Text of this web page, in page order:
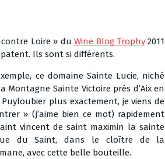
Loire » duWine Blog Trophy2011
Ils sont si différents.
ce domaine Sainte Lucie, niché
Montagne Sainte Victoire près d’Aix en
Puyloubier plus exactement, je viens de
» (j’aime bien ce mot) rapidement
vincent de saint maximin la sainte
du Saint, dans le cloître de la
avec cette belle bouteille.